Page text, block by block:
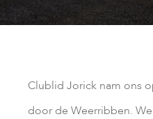
Clublid Jorick nam ons
door de Weerribben.